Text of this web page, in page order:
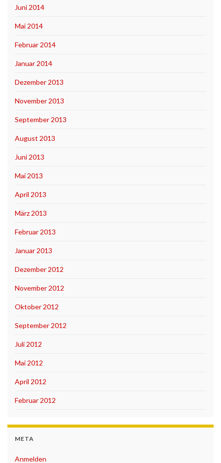
Juni 2014
Mai 2014
Februar 2014
Januar 2014
Dezember 2013
November 2013
September 2013
August 2013
Juni 2013
Mai 2013
April 2013
März 2013
Februar 2013
Januar 2013
Dezember 2012
November 2012
Oktober 2012
September 2012
Juli 2012
Mai 2012
April 2012
Februar 2012
META
Anmelden